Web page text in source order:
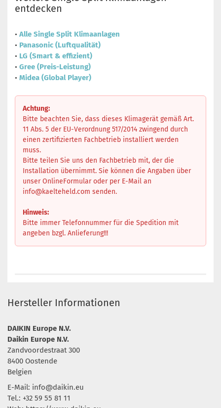
entdecken
• Alle Single Split Klimaanlagen
• Panasonic (Luftqualität)
• LG (Smart & effizient)
• Gree (Preis-Leistung)
• Midea (Global Player)
Achtung:
Bitte beachten Sie, dass dieses Klimagerät gemäß Art.
11 Abs. 5 der EU-Verordnung 517/2014 zwingend durch
einen zertifizierten Fachbetrieb installiert werden
muss.
Bitte teilen Sie uns den Fachbetrieb mit, der die
Installation übernimmt. Sie können die Angaben über
unser OnlineFormular oder per E-Mail an
info@kaelteheld.com senden.
Hinweis:
Bitte immer Telefonnummer für die Spedition mit
angeben bzgl. Anlieferung!!!
Hersteller Informationen
DAIKIN Europe N.V.
Daikin Europe N.V.
Zandvoordestraat 300
8400 Oostende
Belgien
E-Mail: info@daikin.eu
Tel.: +32 59 55 81 11